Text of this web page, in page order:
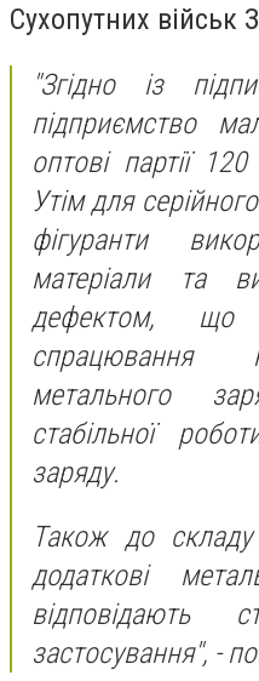
Сухопутних військ
"Згідно із
підприємство
оптові партії
Утім для
фігуранти
матеріали та
дефектом,
спрацювання
метального
стабільної
заряду.
Також до складу
додаткові
відповідають
застосування", -